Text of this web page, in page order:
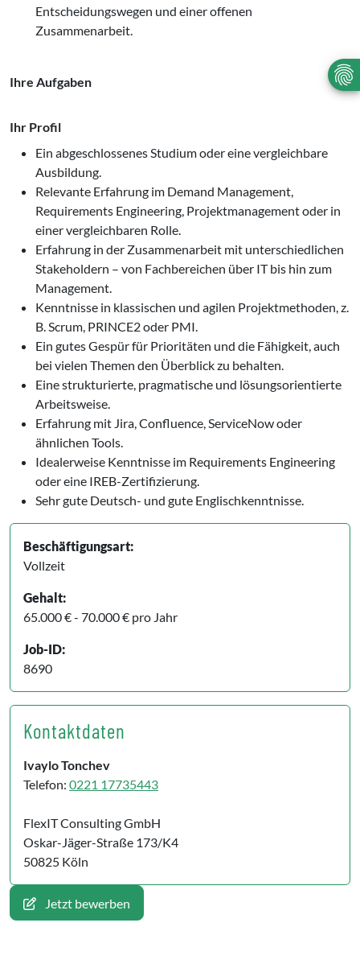
Entscheidungswegen und einer offenen
Zusammenarbeit.
Ihre Aufgaben
Ihr Profil
Ein abgeschlossenes Studium oder eine vergleichbare
Ausbildung.
Relevante Erfahrung im Demand Management,
Requirements Engineering, Projektmanagement oder in
einer vergleichbaren Rolle.
Erfahrung in der Zusammenarbeit mit unterschiedlichen
Stakeholdern – von Fachbereichen über IT bis hin zum
Management.
Kenntnisse in klassischen und agilen Projektmethoden, z.
B. Scrum, PRINCE2 oder PMI.
Ein gutes Gespür für Prioritäten und die Fähigkeit, auch
bei vielen Themen den Überblick zu behalten.
Eine strukturierte, pragmatische und lösungsorientierte
Arbeitsweise.
Erfahrung mit Jira, Confluence, ServiceNow oder
ähnlichen Tools.
Idealerweise Kenntnisse im Requirements Engineering
oder eine IREB-Zertifizierung.
Sehr gute Deutsch- und gute Englischkenntnisse.
Beschäftigungsart:
Vollzeit
Gehalt:
65.000 € - 70.000 € pro Jahr
Job-ID:
8690
Kontaktdaten
Ivaylo Tonchev
Telefon: 0221 17735443
FlexIT Consulting GmbH
Oskar-Jäger-Straße 173/K4
50825 Köln
Jetzt bewerben